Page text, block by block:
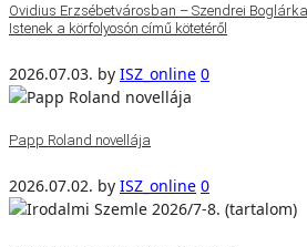
Ovidius Erzsébetvárosban – Szendrei
Istenek a körfolyosón című kötetéről
2026.07.03. by ISZ_online 0
Papp Roland novellája
2026.07.02. by ISZ_online 0